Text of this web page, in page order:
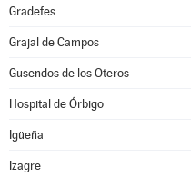
Gradefes
Grajal de Campos
Gusendos de los Oteros
Hospital de Órbigo
Igüeña
Izagre